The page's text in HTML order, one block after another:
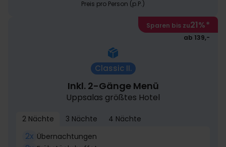
Preis pro Person (p.P.)
Sparen bis zu21%*
ab 139,-
Classic II.
Inkl. 2-Gänge Menü
Uppsalas größtes Hotel
2 Nächte 3 Nächte 4 Nächte
2x Übernachtungen